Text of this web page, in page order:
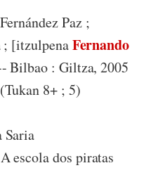
Paz ;
[itzulpenaFernando
Bilbao : Giltza, 2005
8+ ; 5)
escola dos piratas